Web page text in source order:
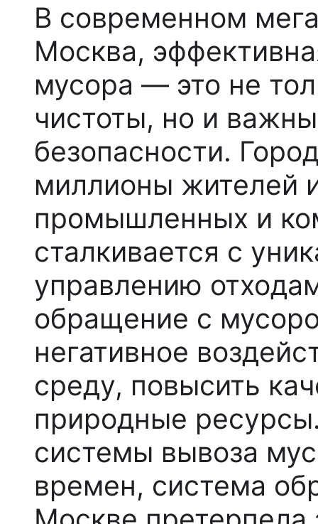
В современном
Москва,
мусора — это не
чистоты, но и
безопасности.
миллионы жителей
промышленных и
сталкивается с
управлению
обращение с
негативное
среду, повысить
природные
системы вывоза
времен, система